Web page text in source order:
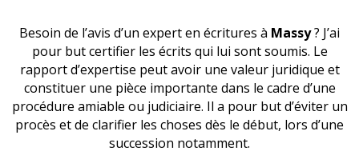
Besoin de l’avis d’un expert en écritures à Massy? J’ai
pour but certifier les écrits qui lui sont soumis. Le
rapport d’expertise peut avoir une valeur juridique et
constituer une pièce importante dans le cadre d’une
procédure amiable ou judiciaire. Il a pour but d’éviter un
procès et de clarifier les choses dès le début, lors d’une
succession notamment.